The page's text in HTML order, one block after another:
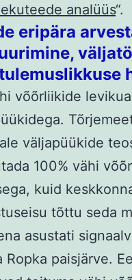
analüüs“.
eripära
võõrliikide
väljapüükide
100% vähi
kuid
tõttu seda
asustati
paisjärve.